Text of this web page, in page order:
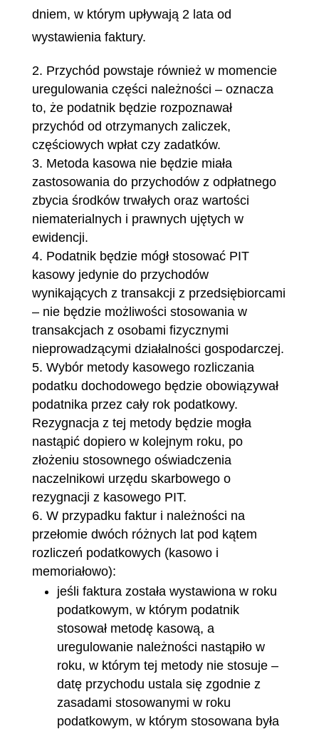
dniem, w którym upływają 2 lata od
wystawienia faktury.
Przychód powstaje również w momencie
uregulowania części należności – oznacza
to, że podatnik będzie rozpoznawał
przychód od otrzymanych zaliczek,
częściowych wpłat czy zadatków.
Metoda kasowa nie będzie miała
zastosowania do przychodów z odpłatnego
zbycia środków trwałych oraz wartości
niematerialnych i prawnych ujętych w
ewidencji.
Podatnik będzie mógł stosować PIT
kasowy jedynie do przychodów
wynikających z transakcji z przedsiębiorcami
– nie będzie możliwości stosowania w
transakcjach z osobami fizycznymi
nieprowadzącymi działalności gospodarczej.
Wybór metody kasowego rozliczania
podatku dochodowego będzie obowiązywał
podatnika przez cały rok podatkowy.
Rezygnacja z tej metody będzie mogła
nastąpić dopiero w kolejnym roku, po
złożeniu stosownego oświadczenia
naczelnikowi urzędu skarbowego o
rezygnacji z kasowego PIT.
W przypadku faktur i należności na
przełomie dwóch różnych lat pod kątem
rozliczeń podatkowych (kasowo i
memoriałowo):
jeśli faktura została wystawiona w roku
podatkowym, w którym podatnik
stosował metodę kasową, a
uregulowanie należności nastąpiło w
roku, w którym tej metody nie stosuje –
datę przychodu ustala się zgodnie z
zasadami stosowanymi w roku
podatkowym, w którym stosowana była